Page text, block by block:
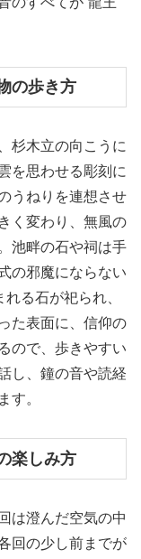
の歩き方
杉木立の向こうに
を思わせる彫刻に
うねりを連想させ
く変わり、無風の
池畔の石や祠は手
の邪魔にならない
る石が祀られ、
た表面に、信仰の
ので、歩きやすい
し、鐘の音や読経
す。
楽しみ方
は澄んだ空気の中
回の少し前までが